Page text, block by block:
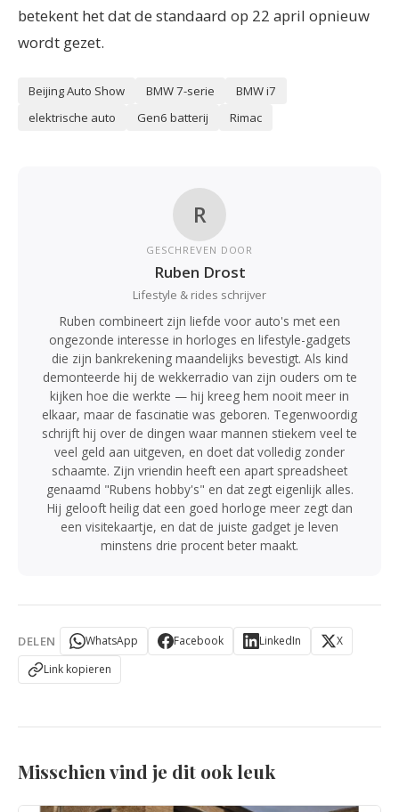
betekent het dat de standaard op 22 april opnieuw
wordt gezet.
Beijing Auto Show BMW 7-serie
BMW i7
elektrische auto
Gen6 batterij Rimac
R
GESCHREVEN DOOR
Ruben Drost
Lifestyle & rides schrijver
Ruben combineert zijn liefde voor auto's met een
ongezonde interesse in horloges en lifestyle-gadgets
die zijn bankrekening maandelijks bevestigt. Als kind
demonteerde hij de wekkerradio van zijn ouders om te
kijken hoe die werkte — hij kreeg hem nooit meer in
elkaar, maar de fascinatie was geboren. Tegenwoordig
schrijft hij over de dingen waar mannen stiekem veel te
veel geld aan uitgeven, en doet dat volledig zonder
schaamte. Zijn vriendin heeft een apart spreadsheet
genaamd "Rubens hobby's" en dat zegt eigenlijk alles.
Hij gelooft heilig dat een goed horloge meer zegt dan
een visitekaartje, en dat de juiste gadget je leven
minstens drie procent beter maakt.
DELEN WhatsApp Facebook LinkedIn
X
Link kopieren
Misschien vind je dit ook leuk